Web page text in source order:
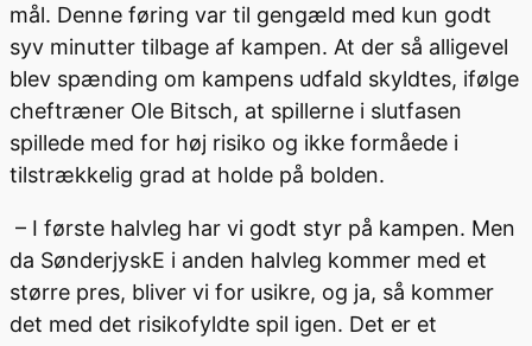
mål. Denne føring var til gengæld med kun godt
syv minutter tilbage af kampen. At der så alligevel
blev spænding om kampens udfald skyldtes, ifølge
cheftræner Ole Bitsch, at spillerne i slutfasen
spillede med for høj risiko og ikke formåede i
tilstrækkelig grad at holde på bolden.
– I første halvleg har vi godt styr på kampen. Men
da SønderjyskE i anden halvleg kommer med et
større pres, bliver vi for usikre, og ja, så kommer
det med det risikofyldte spil igen. Det er et